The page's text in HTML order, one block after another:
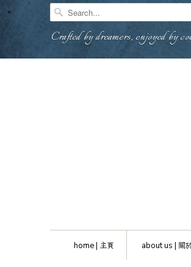
Crafted by dreamers, enjoyed by
home | 主頁 about us | 關